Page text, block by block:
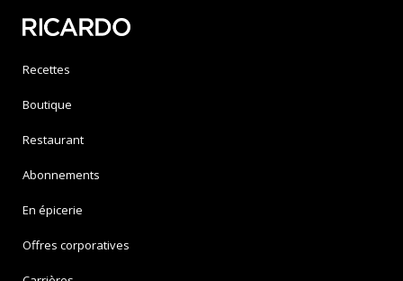
Recettes
Boutique
Restaurant
Abonnements
En épicerie
Offres corporatives